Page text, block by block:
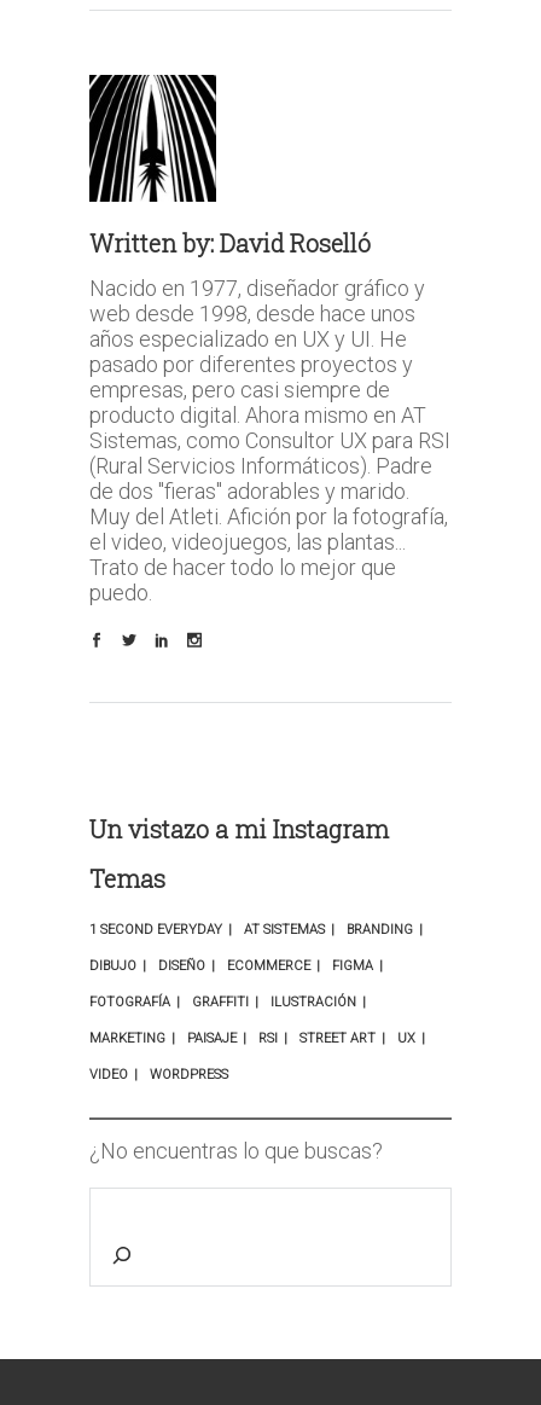
Written by:David Roselló
Nacido en 1977, diseñador gráfico y
web desde 1998, desde hace unos
años especializado en UX y UI. He
pasado por diferentes proyectos y
empresas, pero casi siempre de
producto digital. Ahora mismo en AT
Sistemas, como Consultor UX para RSI
(Rural Servicios Informáticos). Padre
de dos "fieras" adorables y marido.
Muy del Atleti. Afición por la fotografía,
el video, videojuegos, las plantas...
Trato de hacer todo lo mejor que
puedo.
Un vistazo a mi Instagram
Temas
1 SECOND EVERYDAY AT SISTEMAS BRANDING
DIBUJO DISEÑO ECOMMERCE FIGMA
FOTOGRAFÍA GRAFFITI ILUSTRACIÓN
MARKETING PAISAJE RSI STREET ART UX
VIDEO WORDPRESS
¿No encuentras lo que buscas?